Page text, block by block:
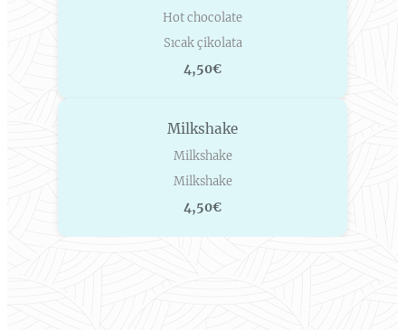
Hot chocolate
Sıcak çikolata
4,50€
Milkshake
Milkshake
Milkshake
4,50€